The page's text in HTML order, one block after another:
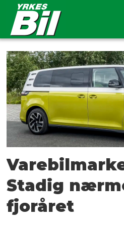
Tag:
elvarebiler
Stadig
fjoråret